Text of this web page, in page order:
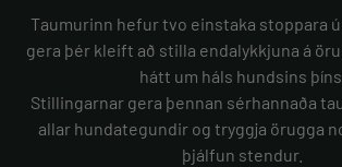
Taumurinn hefur tvo einstaka stoppara
gera þér kleift að stilla endalykkjuna á
hátt um háls hundsins þíns.
Stillingarnar gera þennan sérhannaða
allar hundategundir og tryggja örugga
þjálfun stendur.